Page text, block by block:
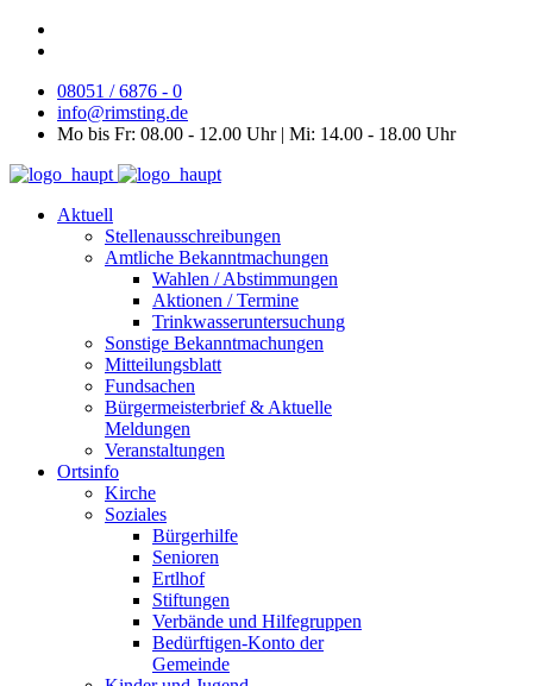
08051 / 6876 - 0
info@rimsting.de
Mo bis Fr: 08.00 - 12.00 Uhr | Mi: 14.00 - 18.00 Uhr
Aktuell
Stellenausschreibungen
Amtliche Bekanntmachungen
Wahlen / Abstimmungen
Aktionen / Termine
Trinkwasseruntersuchung
Sonstige Bekanntmachungen
Mitteilungsblatt
Fundsachen
Bürgermeisterbrief & Aktuelle
Meldungen
Veranstaltungen
Ortsinfo
Kirche
Soziales
Bürgerhilfe
Senioren
Ertlhof
Stiftungen
Verbände und Hilfegruppen
Bedürftigen-Konto der
Gemeinde